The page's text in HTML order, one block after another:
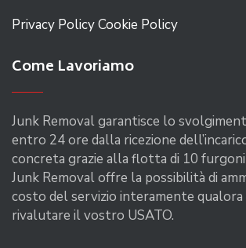
Privacy PolicyCookie Policy
Come Lavoriamo
Junk Removal garantisce lo
entro 24 ore dalla ricezione
concreta grazie alla flotta di 10
Junk Removal offre la possibilità di
costo del servizio interamente qualora
rivalutare il vostro USATO.